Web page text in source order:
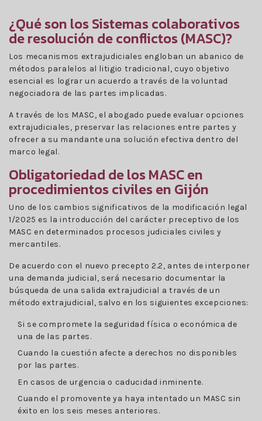
¿Qué son los Sistemas colaborativos
de resolución de conflictos (MASC)?
Los mecanismos extrajudiciales engloban un abanico de
métodos paralelos al litigio tradicional, cuyo objetivo
esencial es lograr un acuerdo a través de la voluntad
negociadora de las partes implicadas.
A través de los MASC, el abogado puede evaluar opciones
extrajudiciales, preservar las relaciones entre partes y
ofrecer a su mandante una solución efectiva dentro del
marco legal.
Obligatoriedad de los MASC en
procedimientos civiles en Gijón
Uno de los cambios significativos de la modificación legal
1/2025 es la introducción del carácter preceptivo de los
MASC en determinados procesos judiciales civiles y
mercantiles.
De acuerdo con el nuevo precepto 2.2, antes de interponer
una demanda judicial, será necesario documentar la
búsqueda de una salida extrajudicial a través de un
método extrajudicial, salvo en los siguientes excepciones:
Si se compromete la seguridad física o económica de
una de las partes.
Cuando la cuestión afecte a derechos no disponibles
por las partes.
En casos de urgencia o caducidad inminente.
Cuando el promovente ya haya intentado un MASC sin
éxito en los seis meses anteriores.